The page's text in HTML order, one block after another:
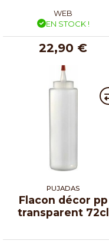
WEB
EN STOCK !
22,90 €
PUJADAS
Flacon décor pp
transparent 72cl